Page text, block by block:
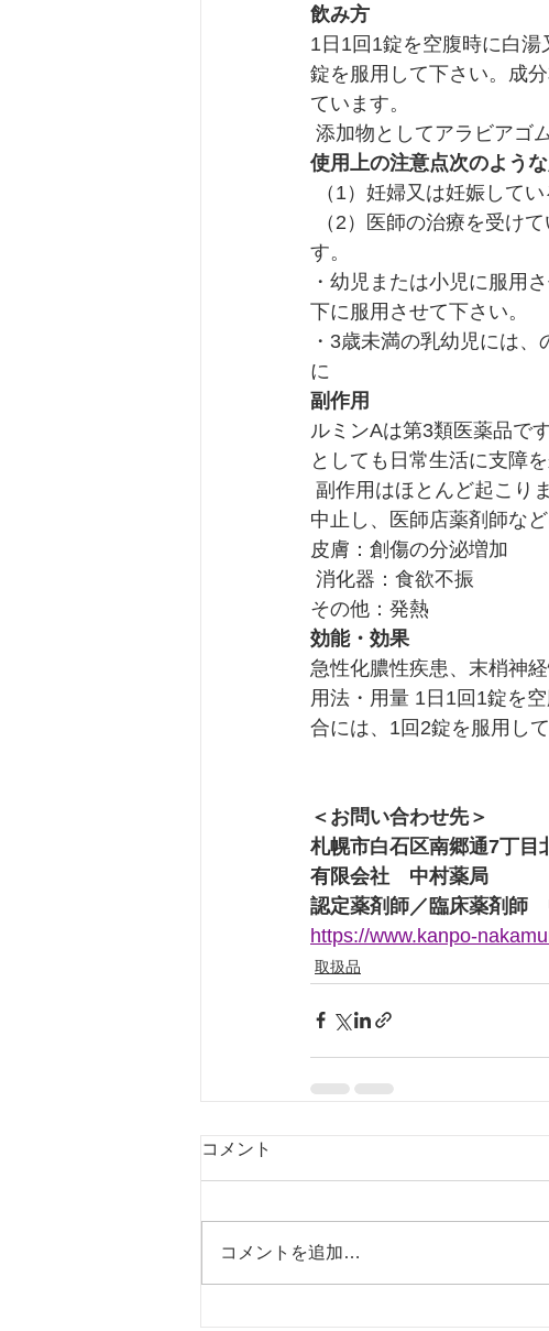
飲み方
1日1回1錠を空腹時に白
錠を服用して下さい。成
ています。
添加物としてアラビアゴ
使用上の注意点次のよう
（1）妊婦又は妊娠して
す。
・幼児または小児に服用
下に服用させて下さい。
・3歳未満の乳幼児には
に
副作用
ルミンAは第3類医薬品で
としても日常生活に支障
中止し、医師店薬剤師な
皮膚：創傷の分泌増加
消化器：食欲不振
その他：発熱
効能・効果
急性化膿性疾患、末梢神
用法・用量 1日1回1錠を
合には、1回2錠を服用して
＜お問い合わせ先＞
札幌市白石区南郷通7丁目
有限会社　中村薬局
認定薬剤師／臨床薬剤師
https://www.kanpo-
取扱品
コメント
コメントを追加…